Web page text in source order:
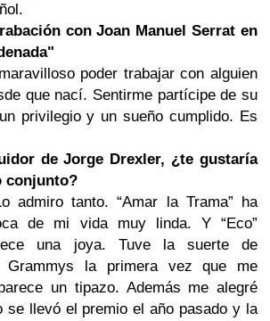
con Joan Manuel Serrat en
poder trabajar con alguien
que nací. Sentirme partícipe de su
privilegio y un sueño cumplido. Es
de Jorge Drexler, ¿te gustaría
conjunto?
admiro tanto. “Amar la Trama” ha
de mi vida muy linda. Y “Eco”
una joya. Tuve la suerte de
Grammys la primera vez que me
un tipazo. Además me alegré
se llevó el premio el año pasado y la